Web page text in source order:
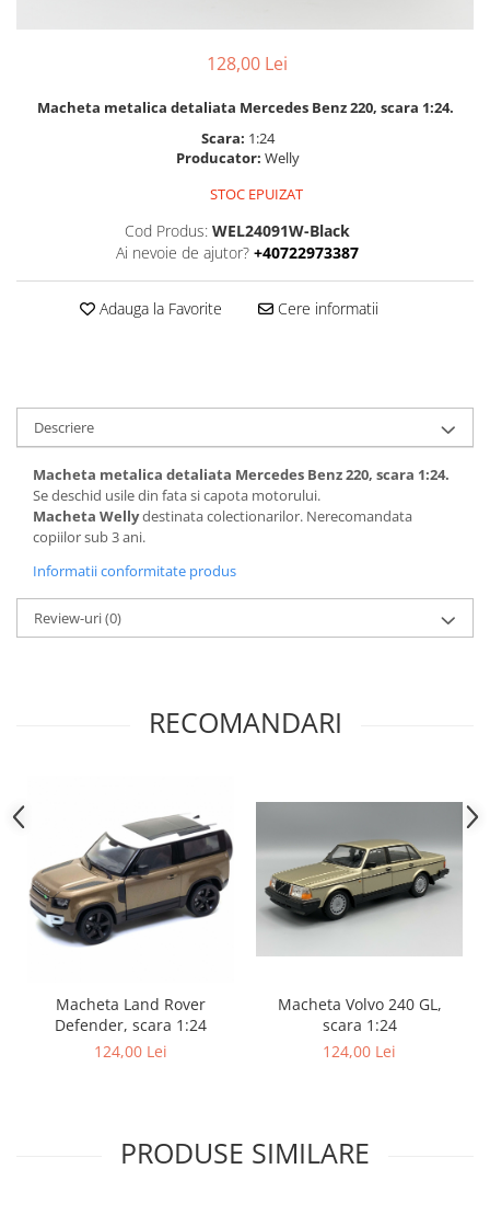
128,00 Lei
Macheta metalica detaliata Mercedes Benz 220, scara 1:24.
Scara: 1:24
Producator: Welly
STOC EPUIZAT
Cod Produs: WEL24091W-Black
Ai nevoie de ajutor? +40722973387
Adauga la Favorite Cere informatii
Descriere
Macheta metalica detaliata Mercedes Benz 220, scara 1:24.
Se deschid usile din fata si capota motorului.
Macheta Wellydestinata colectionarilor. Nerecomandata
copiilor sub 3 ani.
Informatii conformitate produs
Review-uri(0)
RECOMANDARI
Macheta Land Rover
Defender, scara 1:24
124,00 Lei
Macheta Volvo 240 GL,
scara 1:24
124,00 Lei
PRODUSE SIMILARE